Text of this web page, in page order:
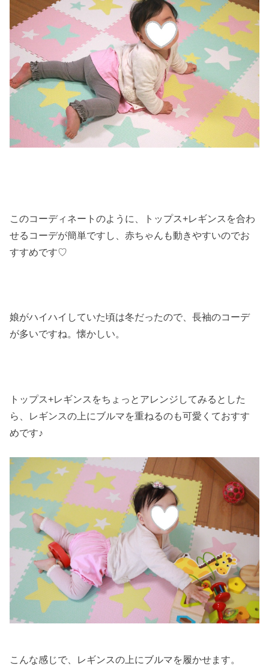
このコーディネートのように、トップス+レギンスを合わ
せるコーデが簡単ですし、赤ちゃんも動きやすいのでお
すすめです♡
娘がハイハイしていた頃は冬だったので、長袖のコーデ
が多いですね。懐かしい。
トップス+レギンスをちょっとアレンジしてみるとした
ら、レギンスの上にブルマを重ねるのも可愛くておすす
めです♪
こんな感じで、レギンスの上にブルマを履かせます。